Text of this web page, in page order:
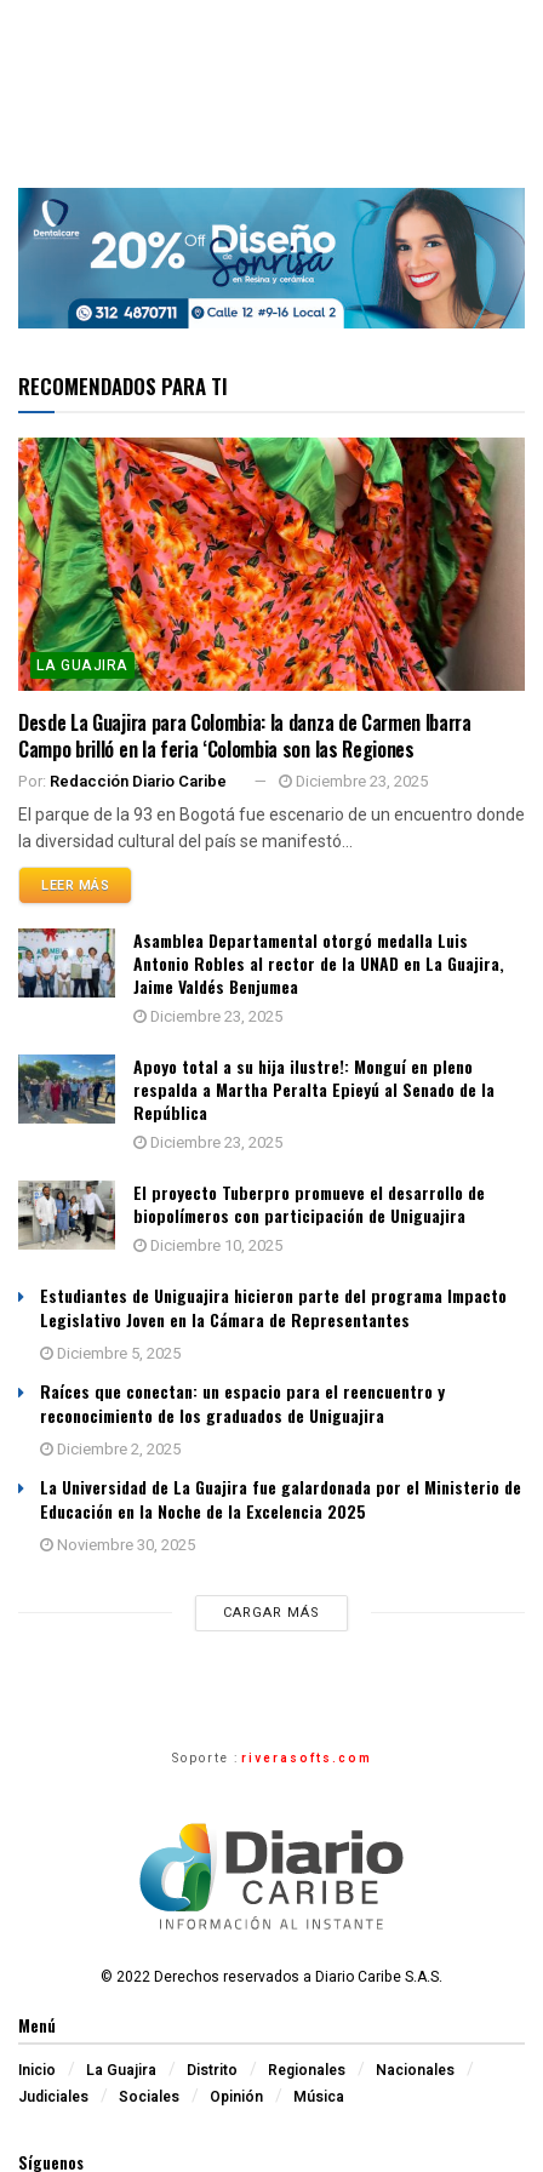
RECOMENDADOS PARA TI
LA GUAJIRA
Desde La Guajira para Colombia: la danza de Carmen Ibarra
Campo brilló en la feria ‘Colombia son las Regiones
Por: Redacción Diario Caribe Diciembre 23, 2025
El parque de la 93 en Bogotá fue escenario de un encuentro donde
la diversidad cultural del país se manifestó...
LEER MÁS
Asamblea Departamental otorgó medalla Luis
Antonio Robles al rector de la UNAD en La Guajira,
Jaime Valdés Benjumea
Diciembre 23, 2025
Apoyo total a su hija ilustre!: Monguí en pleno
respalda a Martha Peralta Epieyú al Senado de la
República
Diciembre 23, 2025
El proyecto Tuberpro promueve el desarrollo de
biopolímeros con participación de Uniguajira
Diciembre 10, 2025
Estudiantes de Uniguajira hicieron parte del programa Impacto
Legislativo Joven en la Cámara de Representantes
Diciembre 5, 2025
Raíces que conectan: un espacio para el reencuentro y
reconocimiento de los graduados de Uniguajira
Diciembre 2, 2025
La Universidad de La Guajira fue galardonada por el Ministerio de
Educación en la Noche de la Excelencia 2025
Noviembre 30, 2025
CARGAR MÁS
Soporte : riverasofts.com
© 2022 Derechos reservados a Diario Caribe S.A.S.
Menú
Inicio La Guajira Distrito Regionales
Nacionales
Judiciales
Sociales Opinión Música
Síguenos